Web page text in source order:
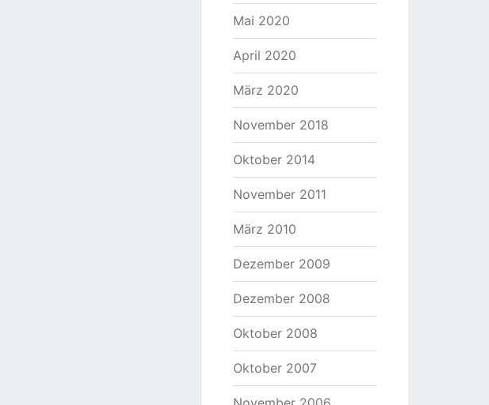
Mai 2020
April 2020
März 2020
November 2018
Oktober 2014
November 2011
März 2010
Dezember 2009
Dezember 2008
Oktober 2008
Oktober 2007